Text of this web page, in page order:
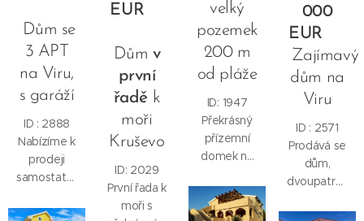
obývacím
pokojem,
kuchyní,
jídelnou,
ložnicemi,
koupelnou
a krytou
terasou. V
nachází
také garáž,
Dům se
3 APT
na Viru,
s garáží
ID : 2888
Nabízíme k
prodeji
samostatně
se třemi
EUR
Dům v
první
řadě k
moři
Kruševo
ID: 2029
První řada k
moři s
velký
pozemek
200 m
od pláže
ID: 1947
Překrásný
přízemní
domek na
velkou
zahradou .
000
EUR
Zajímavý
dům na
Viru
ID : 2571
Prodává se
dům,
dvoupatrový,
centra